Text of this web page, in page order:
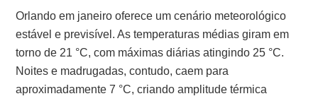
Orlando em janeiro oferece um cenário meteorológico
estável e previsível. As temperaturas médias giram em
torno de 21 °C, com máximas diárias atingindo 25 °C.
Noites e madrugadas, contudo, caem para
aproximadamente 7 °C, criando amplitude térmica